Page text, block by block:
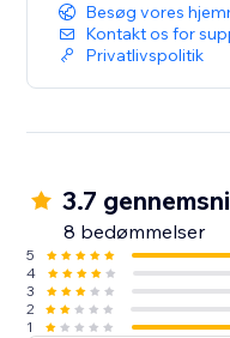
Besøg vores
Kontakt os for
Privatlivspolitik
3.7
8 bedømmelser
5
4
3
2
1